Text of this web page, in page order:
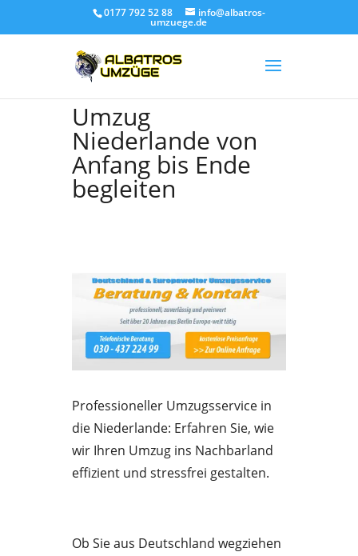
0177 792 52 88 info@albatros-
umzuege.de
Umzug
Niederlande von
Anfang bis Ende
begleiten
Professioneller Umzugsservice in
die Niederlande: Erfahren Sie, wie
wir Ihren Umzug ins Nachbarland
effizient und stressfrei gestalten.
Ob Sie aus Deutschland wegziehen